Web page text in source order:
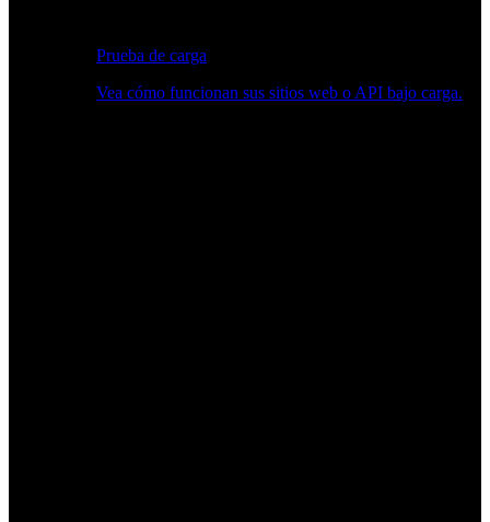
Prueba de carga
Vea cómo funcionan sus sitios web o API bajo carga.